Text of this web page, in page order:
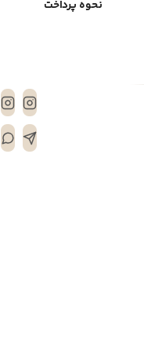
نحوه پرداخت